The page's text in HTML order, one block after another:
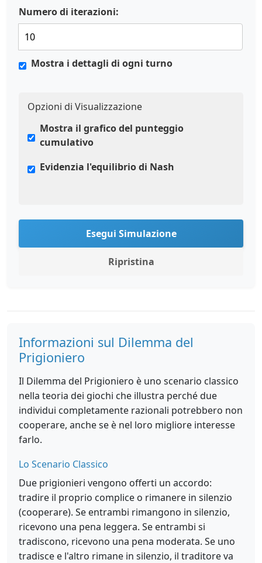
Numero di iterazioni:
Mostra i dettagli di ogni turno
Opzioni di Visualizzazione
Mostra il grafico del punteggio
cumulativo
Evidenzia l'equilibrio di Nash
Esegui Simulazione
Ripristina
Informazioni sul Dilemma del
Prigioniero
Il Dilemma del Prigioniero è uno scenario classico
nella teoria dei giochi che illustra perché due
individui completamente razionali potrebbero non
cooperare, anche se è nel loro migliore interesse
farlo.
Lo Scenario Classico
Due prigionieri vengono offerti un accordo:
tradire il proprio complice o rimanere in silenzio
(cooperare). Se entrambi rimangono in silenzio,
ricevono una pena leggera. Se entrambi si
tradiscono, ricevono una pena moderata. Se uno
tradisce e l'altro rimane in silenzio, il traditore va